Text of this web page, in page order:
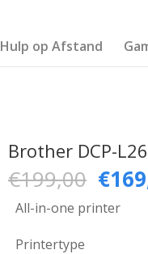
Hulp op Afstand
Brother DCP-
€199,00 prijs
was:
€
All-in-one printer
Printertype